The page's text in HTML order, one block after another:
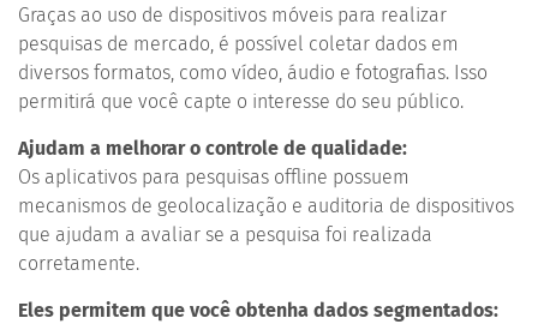
Graças ao uso de dispositivos móveis para realizar
pesquisas de mercado, é possível coletar dados em
diversos formatos, como vídeo, áudio e fotografias. Isso
permitirá que você capte o interesse do seu público.
Ajudam a melhorar o controle de qualidade:
Os aplicativos para pesquisas offline possuem
mecanismos de geolocalização e auditoria de dispositivos
que ajudam a avaliar se a pesquisa foi realizada
corretamente.
Eles permitem que você obtenha dados segmentados: